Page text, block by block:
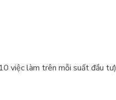
việc làm trên mỗi suất đầu tư)